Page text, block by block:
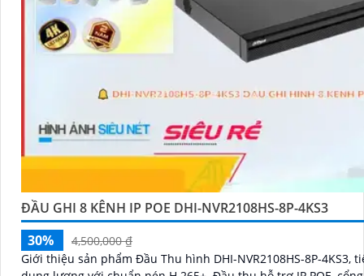
ĐẦU GHI 8 KÊNH IP POE DHI-NVR2108HS-8P-4KS3
30%
4,500,000 ₫
Giới thiệu sản phẩm Đầu Thu hình DHI-NVR2108HS-8P-4KS3,